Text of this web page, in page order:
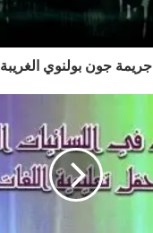
جريمة جون بولنوي الغريبة